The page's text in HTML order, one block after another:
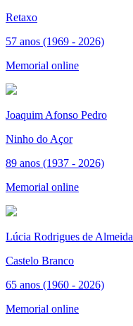
Retaxo
57 anos (1969 - 2026)
Memorial online
Joaquim Afonso Pedro
Ninho do Açor
89 anos (1937 - 2026)
Memorial online
Lúcia Rodrigues de Almeida
Castelo Branco
65 anos (1960 - 2026)
Memorial online